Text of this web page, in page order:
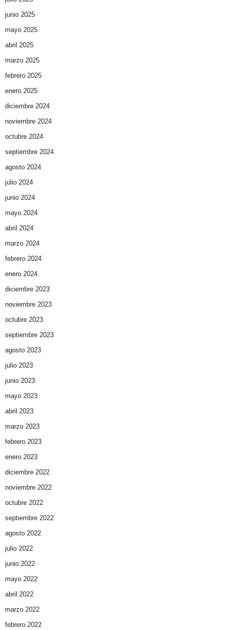
junio 2025
mayo 2025
abril 2025
marzo 2025
febrero 2025
enero 2025
diciembre 2024
noviembre 2024
octubre 2024
septiembre 2024
agosto 2024
julio 2024
junio 2024
mayo 2024
abril 2024
marzo 2024
febrero 2024
enero 2024
diciembre 2023
noviembre 2023
octubre 2023
septiembre 2023
agosto 2023
julio 2023
junio 2023
mayo 2023
abril 2023
marzo 2023
febrero 2023
enero 2023
diciembre 2022
noviembre 2022
octubre 2022
septiembre 2022
agosto 2022
julio 2022
junio 2022
mayo 2022
abril 2022
marzo 2022
febrero 2022